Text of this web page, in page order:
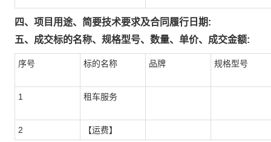
四、项目用途、简要技术要求及合同履行日期:
五、成交标的名称、规格型号、数量、单价、成交金额:
序号 标的名称 品牌 规格型号
1 租车服务
2 【运费】